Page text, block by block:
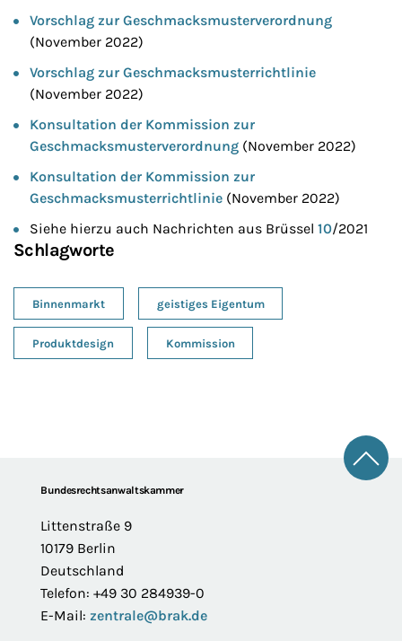
Vorschlag zur Geschmacksmusterverordnung
(November 2022)
Vorschlag zur Geschmacksmusterrichtlinie
(November 2022)
Konsultation der Kommission zur
Geschmacksmusterverordnung (November 2022)
Konsultation der Kommission zur
Geschmacksmusterrichtlinie (November 2022)
Siehe hierzu auch Nachrichten aus Brüssel 10/2021
Schlagworte
Binnenmarkt geistiges Eigentum
Produktdesign Kommission
FooterBundesrechtsanwaltskammer
Littenstraße 9
10179 Berlin
Deutschland
Telefon: +49 30 284939-0
E-Mail: zentrale@brak.de